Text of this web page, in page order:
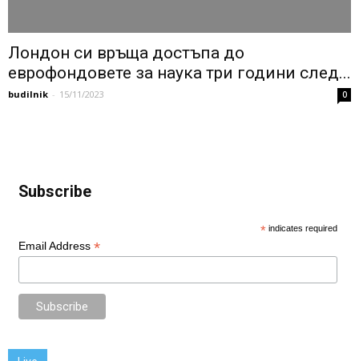
Лондон си връща достъпа до
еврофондовете за наука три години след...
budilnik - 15/11/2023 0
Subscribe
* indicates required
Email Address *